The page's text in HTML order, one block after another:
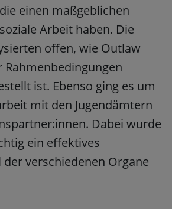
einen maßgeblichen
Arbeit haben. Die
offen, wie Outlaw
ist. Ebenso ging es um
mit den Jugendämtern
Dabei wurde
ein effektives
verschiedenen Organe